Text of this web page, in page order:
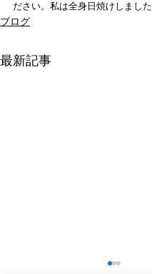
ださい。私は全身日焼けしまし
ブログ
最新記事